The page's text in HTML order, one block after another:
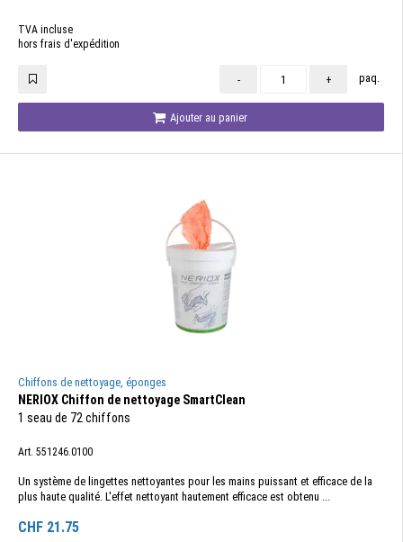
TVA incluse
hors frais d'expédition
- + paq.
Ajouter au panier
Chiffons de nettoyage, éponges
NERIOX Chiffon de nettoyage SmartClean
1 seau de 72 chiffons
Art. 551246.0100
Un système de lingettes nettoyantes pour les mains puissant et efficace de la
plus haute qualité. L'effet nettoyant hautement efficace est obtenu ...
CHF 21.75